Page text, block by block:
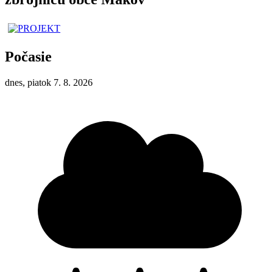
Počasie
dnes, piatok 7. 8. 2026